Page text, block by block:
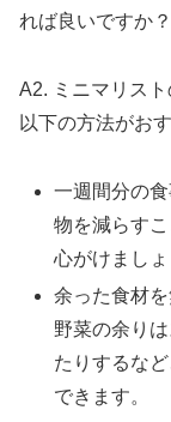
れば良いですか？
A2. ミニマリス
以下の方法がお
一週間分の
物を減らす
心がけましょ
余った食材
野菜の余り
たりするな
できます。